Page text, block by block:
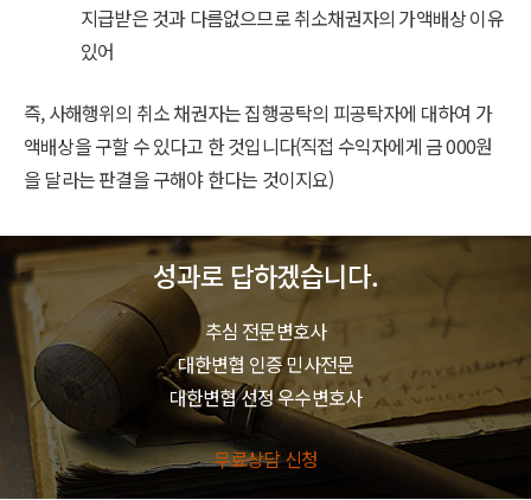
지급받은 것과 다름없으므로 취소채권자의 가액배상 이유
있어
즉, 사해행위의 취소 채권자는 집행공탁의 피공탁자에 대하여 가
액배상을 구할 수 있다고 한 것입니다(직접 수익자에게 금 000원
을 달라는 판결을 구해야 한다는 것이지요)
성과로 답하겠습니다.
추심 전문변호사
대한변협 인증 민사전문
대한변협 선정 우수변호사
무료상담 신청